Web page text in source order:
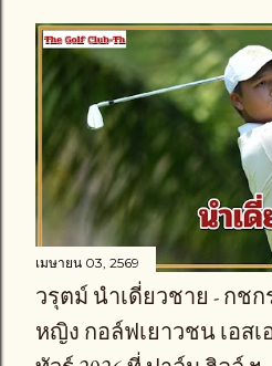
เมษายน 03, 2569
วรุตม์ นำเดี่ยวชาย - กช
หญิง กอล์ฟเยาวชน เอสเ